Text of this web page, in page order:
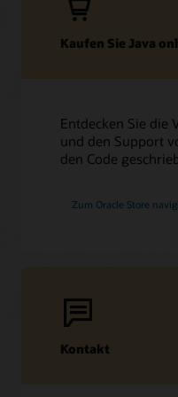
Kaufen Sie Java
Entdecken Sie die
und den Support
den Code
Zum Oracle Store
Kontakt